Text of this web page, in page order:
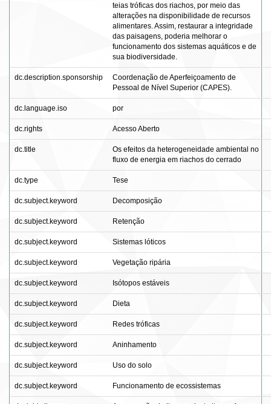
teias tróficas dos riachos, por meio das
alterações na disponibilidade de recursos
alimentares. Assim, restaurar a integridade
das paisagens, poderia melhorar o
funcionamento dos sistemas aquáticos e de
sua biodiversidade.
dc.description.sponsorship
Coordenação de Aperfeiçoamento de
Pessoal de Nível Superior (CAPES).
dc.language.iso por
dc.rights Acesso Aberto
dc.title
Os efeitos da heterogeneidade ambiental no
fluxo de energia em riachos do cerrado
dc.type Tese
dc.subject.keyword Decomposição
dc.subject.keyword Retenção
dc.subject.keyword Sistemas lóticos
dc.subject.keyword Vegetação ripária
dc.subject.keyword Isótopos estáveis
dc.subject.keyword Dieta
dc.subject.keyword Redes tróficas
dc.subject.keyword Aninhamento
dc.subject.keyword Uso do solo
dc.subject.keyword Funcionamento de ecossistemas